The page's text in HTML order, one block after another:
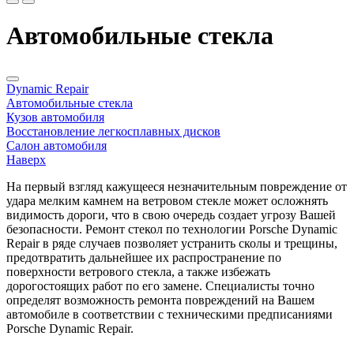
Автомобильные стекла
Dynamic Repair
Автомобильные стекла
Кузов автомобиля
Восстановление легкосплавных дисков
Салон автомобиля
Наверх
На первый взгляд кажущееся незначительным повреждение от
удара мелким камнем на ветровом стекле может осложнять
видимость дороги, что в свою очередь создает угрозу Вашей
безопасности. Ремонт стекол по технологии Porsche Dynamic
Repair в ряде случаев позволяет устранить сколы и трещины,
предотвратить дальнейшее их распространение по
поверхности ветрового стекла, а также избежать
дорогостоящих работ по его замене. Специалисты точно
определят возможность ремонта повреждений на Вашем
автомобиле в соответствии с техническими предписаниями
Porsche Dynamic Repair.